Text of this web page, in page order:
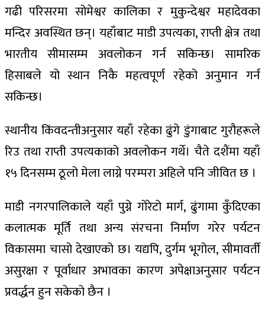
गढी परिसरमा सोमेश्वर कालिका र मुकुन्देश्वर महादेवका
मन्दिर अवस्थित छन्। यहाँबाट माडी उपत्यका, राप्ती क्षेत्र तथा
भारतीय सीमासम्म अवलोकन गर्न सकिन्छ। सामरिक
हिसाबले यो स्थान निकै महत्वपूर्ण रहेको अनुमान गर्न
सकिन्छ।
स्थानीय किंवदन्तीअनुसार यहाँ रहेका ढुंगे डुंगाबाट गुरौहरूले
रिउ तथा राप्ती उपत्यकाको अवलोकन गर्थे। चैते दशैंमा यहाँ
१५ दिनसम्म ठूलो मेला लाग्ने परम्परा अहिले पनि जीवित छ ।
माडी नगरपालिकाले यहाँ पुग्ने गोरेटो मार्ग, ढुंगामा कुँदिएका
कलात्मक मूर्ति तथा अन्य संरचना निर्माण गरेर पर्यटन
विकासमा चासो देखाएको छ। यद्यपि, दुर्गम भूगोल, सीमावर्ती
असुरक्षा र पूर्वाधार अभावका कारण अपेक्षाअनुसार पर्यटन
प्रवर्द्धन हुन सकेको छैन ।